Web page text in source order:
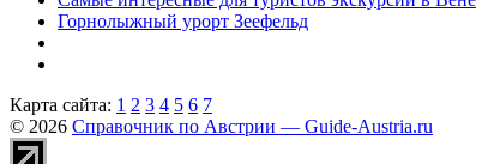
Горнолыжный урорт Зеефельд
Карта сайта: 1 2 3 4 5 6 7
© 2026 Справочник по Австрии — Guide-Austria.ru